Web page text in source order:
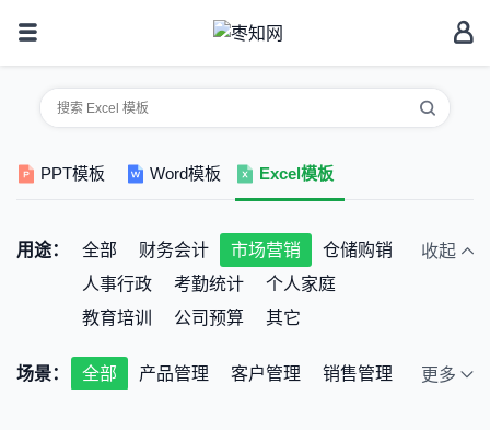
PPT模板 Word模板 Excel模板
用途： 全部 财务会计 市场营销
仓储购销
人事行政
考勤统计
个人家庭
教育培训
公司预算 其它
收起
场景： 全部 产品管理 客户管理
销售管理
更多